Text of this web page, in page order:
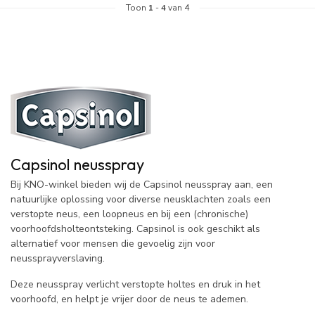
Toon 1 -4van 4
Capsinol neusspray
Bij KNO-winkel bieden wij de Capsinol neusspray aan, een
natuurlijke oplossing voor diverse neusklachten zoals een
verstopte neus, een loopneus en bij een (chronische)
voorhoofdsholteontsteking. Capsinol is ook geschikt als
alternatief voor mensen die gevoelig zijn voor
neussprayverslaving.
Deze neusspray verlicht verstopte holtes en druk in het
voorhoofd, en helpt je vrijer door de neus te ademen.